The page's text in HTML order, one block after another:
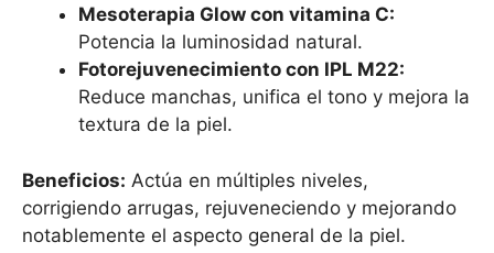
Mesoterapia Glow con vitamina C:
Potencia la luminosidad natural.
Fotorejuvenecimiento con IPL M22:
Reduce manchas, unifica el tono y mejora la
textura de la piel.
Beneficios: Actúa en múltiples niveles,
corrigiendo arrugas, rejuveneciendo y mejorando
notablemente el aspecto general de la piel.